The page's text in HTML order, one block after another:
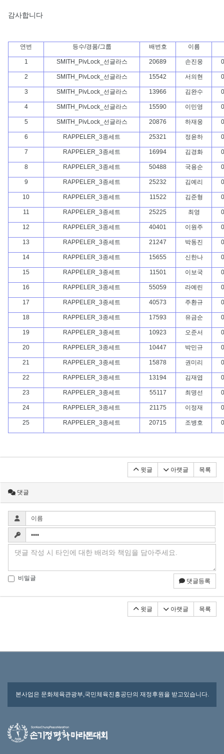
감사합니다
연번 등수/경품/그룹 배번호 이름
1 SMITH_PivLock_선글라스 20689 손진웅
2 SMITH_PivLock_선글라스 15542 서의현
3 SMITH_PivLock_선글라스 13966 김완수
4 SMITH_PivLock_선글라스 15590 이민영
5 SMITH_PivLock_선글라스 20876 하재웅
6 RAPPELER_3종세트 25321 정윤하
7 RAPPELER_3종세트 16994 김경화
8 RAPPELER_3종세트 50488 국용순
9 RAPPELER_3종세트 25232 김예리
10 RAPPELER_3종세트 11522 김준형
11 RAPPELER_3종세트 25225 최영
12 RAPPELER_3종세트 40401 이원주
13 RAPPELER_3종세트 21247 박동진
14 RAPPELER_3종세트 15655 신한나
15 RAPPELER_3종세트 11501 이보국
16 RAPPELER_3종세트 55059 라예린
17 RAPPELER_3종세트 40573 주환규
18 RAPPELER_3종세트 17593 유금순
19 RAPPELER_3종세트 10923 오준서
20 RAPPELER_3종세트 10447 박민규
21 RAPPELER_3종세트 15878 권미리
22 RAPPELER_3종세트 13194 김재엽
23 RAPPELER_3종세트 55117 최명선
24 RAPPELER_3종세트 21175 이정재
25 RAPPELER_3종세트 20715 조병호
윗글 아랫글 목록
댓글
비밀글 댓글등록
윗글 아랫글 목록
본사업은 문화체육관광부,국민체육진흥공단의 재정후원을 받고있습니다.